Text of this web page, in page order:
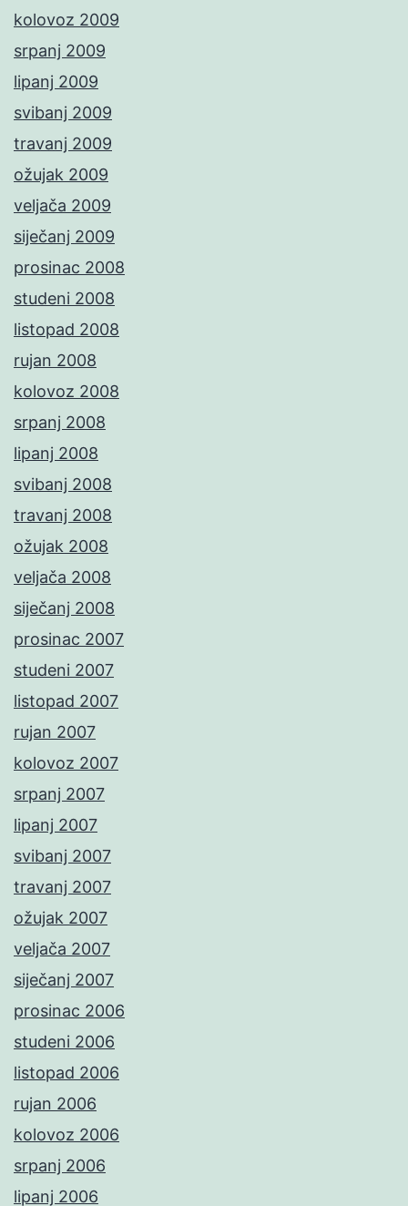
kolovoz 2009
srpanj 2009
lipanj 2009
svibanj 2009
travanj 2009
ožujak 2009
veljača 2009
siječanj 2009
prosinac 2008
studeni 2008
listopad 2008
rujan 2008
kolovoz 2008
srpanj 2008
lipanj 2008
svibanj 2008
travanj 2008
ožujak 2008
veljača 2008
siječanj 2008
prosinac 2007
studeni 2007
listopad 2007
rujan 2007
kolovoz 2007
srpanj 2007
lipanj 2007
svibanj 2007
travanj 2007
ožujak 2007
veljača 2007
siječanj 2007
prosinac 2006
studeni 2006
listopad 2006
rujan 2006
kolovoz 2006
srpanj 2006
lipanj 2006